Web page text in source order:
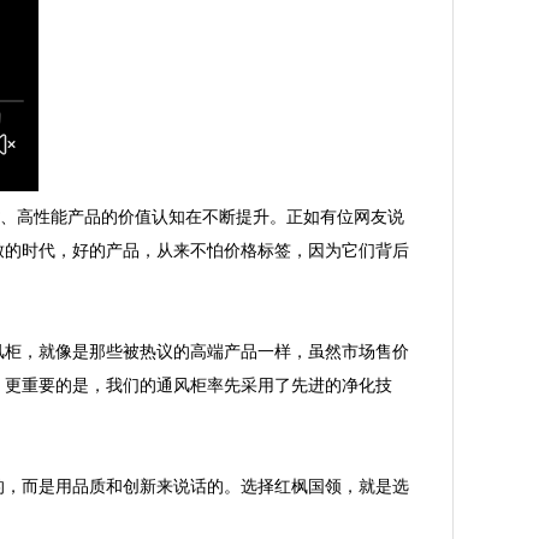
高性能产品的价值认知在不断提升。 正如有位网友说
时代，好的产品，从来不怕价格标签，因为它们背后
，就像是那些被热议的高端产品一样，虽然市场售价
重要的是，我们的通风柜率先采用了先进的净化技
而是用品质和创新来说话的。选择红枫国领，就是选